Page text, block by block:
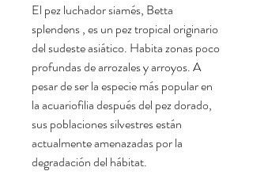
El pez luchador siamés, Betta
splendens , es un pez tropical originario
del sudeste asiático. Habita zonas poco
profundas de arrozales y arroyos. A
pesar de ser la especie más popular en
la acuariofilia después del pez dorado,
sus poblaciones silvestres están
actualmente amenazadas por la
degradación del hábitat.